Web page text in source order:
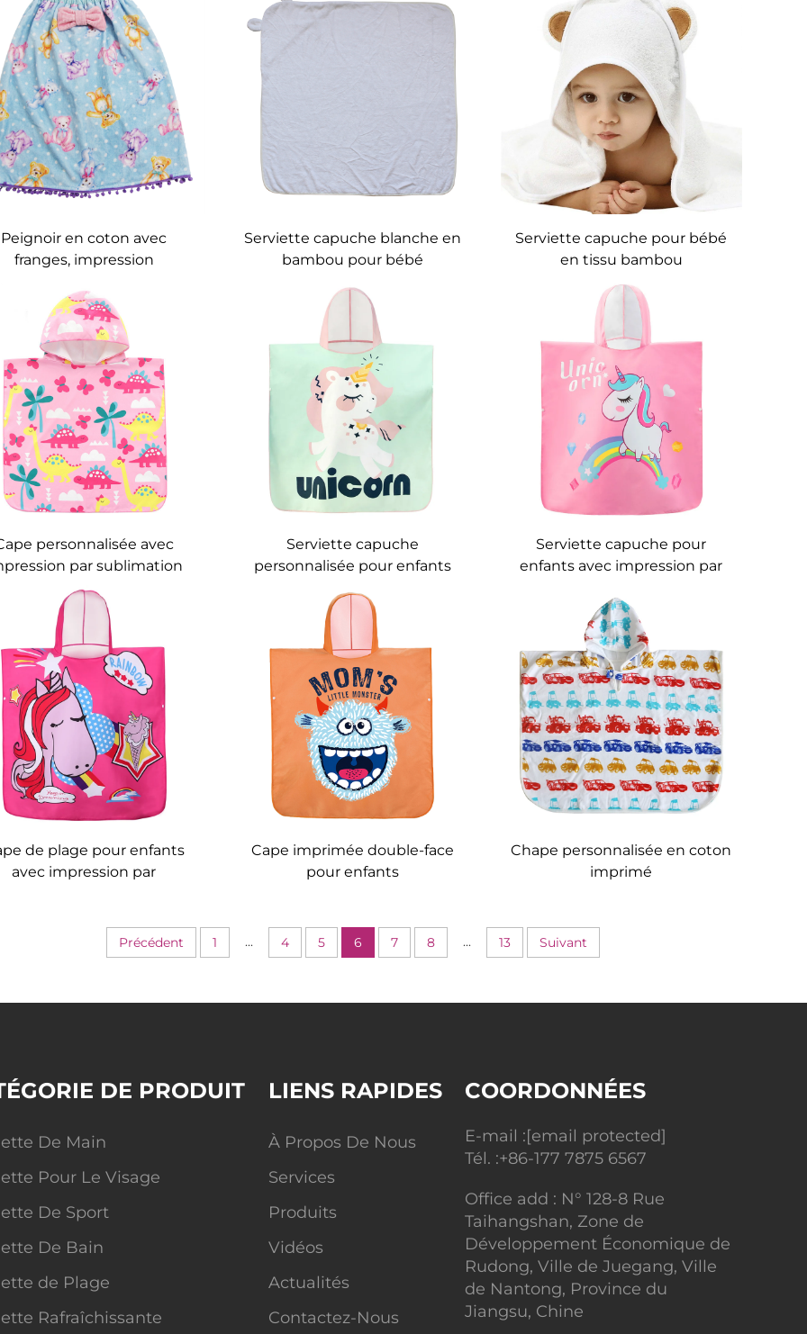
Peignoir en coton avec
franges, impression
Serviette capuche blanche en
bambou pour bébé
Serviette capuche pour bébé
en tissu bambou
personnalisée avec
par sublimation
pour enfants
Serviette capuche
personnalisée pour enfants
Serviette capuche pour
enfants avec impression par
de plage pour enfants
avec impression par
Cape imprimée double-face
pour enfants
Chape personnalisée en coton
imprimé
Précédent 1 ... 4 5 6 7 8 ... 13 Suivant
DE PRODUIT
De Main
Pour Le Visage
De Sport
De Bain
de Plage
Rafraîchissante
LIENS RAPIDES
À Propos De Nous
Services
Produits
Vidéos
Actualités
Contactez-Nous
COORDONNÉES
E-mail :[email protected]
Tél. :+86-177 7875 6567
Office add : N° 128-8 Rue
Taihangshan, Zone de
Développement Économique de
Rudong, Ville de Juegang, Ville
de Nantong, Province du
Jiangsu, Chine